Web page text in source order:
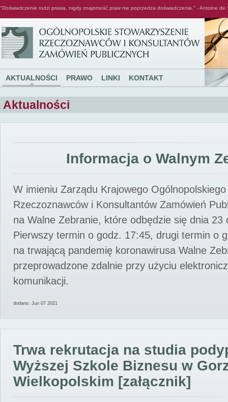
"Doświadczenie rodzi prawa, nigdy znajomość praw nie poprzedza doświadczenia." - Antoine de
AKTUALNOŚCI PRAWO LINKI KONTAKT
Aktualności
Informacja o Walnym
W imieniu Zarządu Krajowego
Rzeczoznawców i Konsultantów Zamówień
na Walne Zebranie, które odbędzie się dnia 23
Pierwszy termin o godz. 17:45, drugi termin o
na trwającą pandemię koronawirusa Walne
przeprowadzone zdalnie przy użyciu
komunikacji.
dodano: Jun 07 2021
Trwa rekrutacja na studia
Wyższej Szkole Biznesu w
Wielkopolskim [załącznik]